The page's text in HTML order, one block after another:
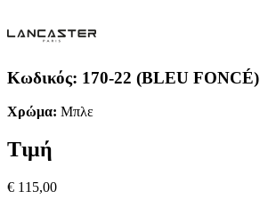
Κωδικός: 170-22 (BLEU FONCÉ)
Χρώμα: Μπλε
Τιμή
€ 115,00